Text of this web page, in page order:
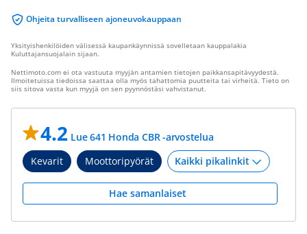
Ohjeita turvalliseen ajoneuvokauppaan
Yksityishenkilöiden välisessä kaupankäynnissä sovelletaan kauppalakia
Kuluttajansuojalain sijaan.
Nettimoto.com ei ota vastuuta myyjän antamien tietojen paikkansapitävyydestä.
Ilmoitetuissa tiedoissa saattaa olla myös tahattomia puutteita tai virheitä. Tieto on
siis sitova vasta kun myyjä on sen pyynnöstäsi vahvistanut.
4.2 Lue 641 Honda CBR -arvostelua
Kevarit
Moottoripyörät
Hae samanlaiset